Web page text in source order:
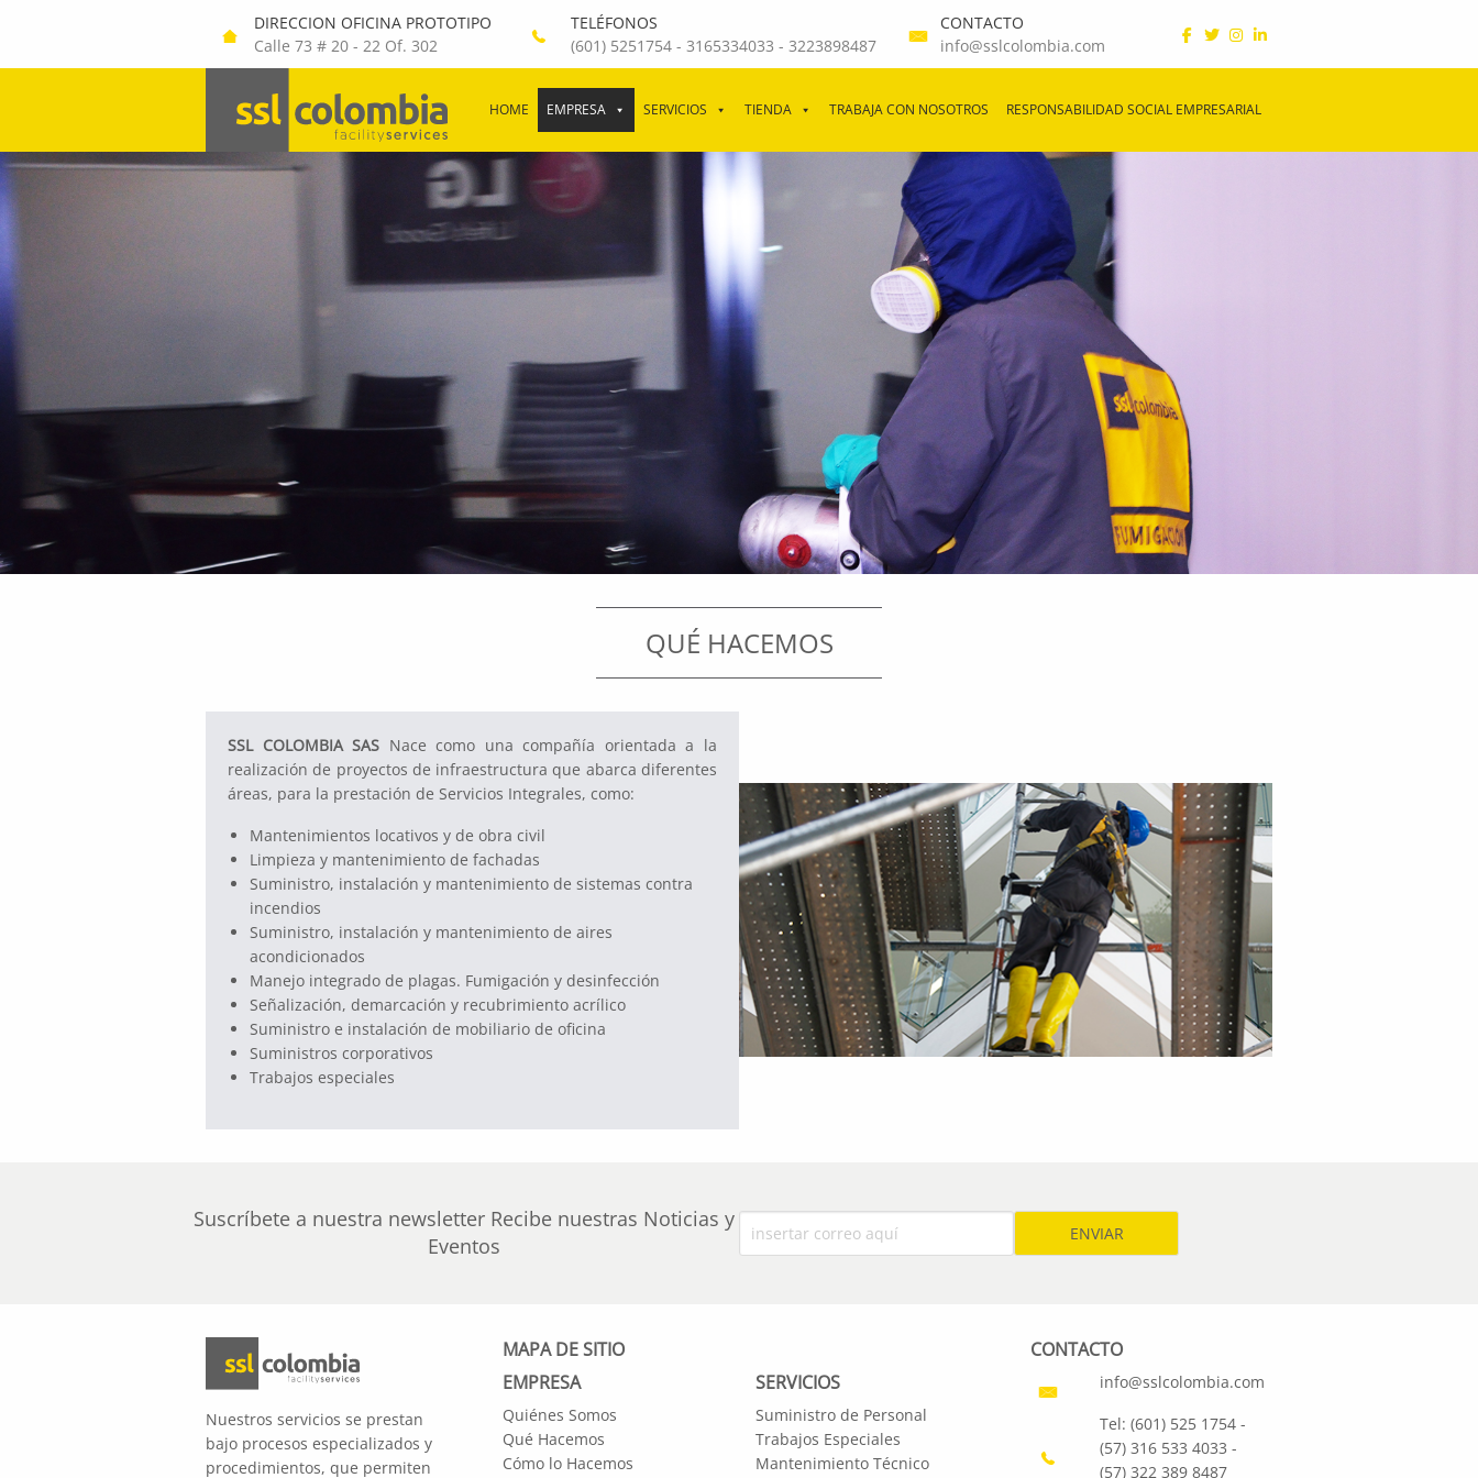
DIRECCION OFICINA PROTOTIPO
Calle 73 # 20 - 22 Of. 302
TELÉFONOS
(601) 5251754- 3165334033 - 3223898487
CONTACTO
info@sslcolombia.com
HOME EMPRESA SERVICIOS TIENDA TRABAJA CON NOSOTROS RESPONSABILIDAD SOCIAL EMPRESARIAL
QUÉ HACEMOS
SSL COLOMBIA SAS Nace como una compañía orientada a la
realización de proyectos de infraestructura que abarca diferentes
áreas, para la prestación de Servicios Integrales, como:
Mantenimientos locativos y de obra civil
Limpieza y mantenimiento de fachadas
Suministro, instalación y mantenimiento de sistemas contra
incendios
Suministro, instalación y mantenimiento de aires
acondicionados
Manejo integrado de plagas. Fumigación y desinfección
Señalización, demarcación y recubrimiento acrílico
Suministro e instalación de mobiliario de oficina
Suministros corporativos
Trabajos especiales
Suscríbete a nuestra newsletter Recibe nuestras Noticias y
Eventos
Nuestros servicios se prestan
bajo procesos especializados y
procedimientos, que permiten
MAPA DE SITIO
EMPRESA
Quiénes Somos
Qué Hacemos
Cómo lo Hacemos
SERVICIOS
Suministro de Personal
Trabajos Especiales
Mantenimiento Técnico
CONTACTO
info@sslcolombia.com
Tel: (601) 525 1754 -
(57) 316 533 4033 -
(57) 322 389 8487